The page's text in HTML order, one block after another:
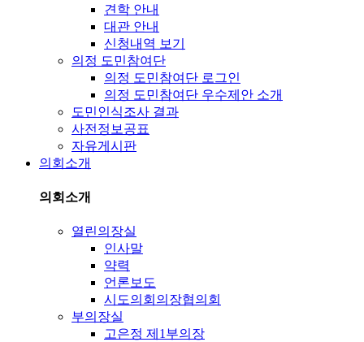
견학 안내
대관 안내
신청내역 보기
의정 도민참여단
의정 도민참여단 로그인
의정 도민참여단 우수제안 소개
도민인식조사 결과
사전정보공표
자유게시판
의회소개
의회소개
열린의장실
인사말
약력
언론보도
시도의회의장협의회
부의장실
고은정 제1부의장